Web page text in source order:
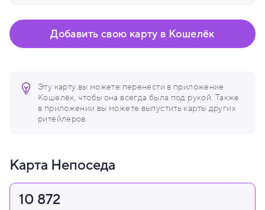
Эту карту вы можете перенести в приложение
Кошелёк, чтобы она всегда была под рукой. Также
в приложении вы можете выпустить карты других
ритейлеров.
Добавить свою карту в Кошелёк
Карта Непоседа
10 872